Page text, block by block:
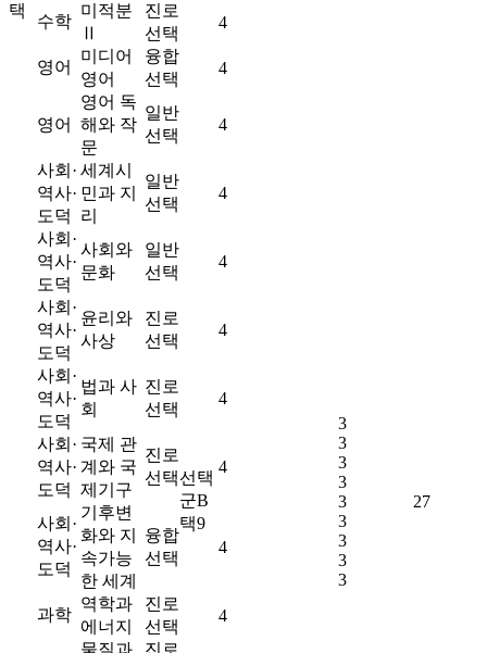
택
선택
군B
택9
3
3
3
3
3
3
3
3
3
27
수학
미적분
Ⅱ
진로
선택
4
영어
미디어
영어
융합
선택
4
영어
영어 독
해와 작
문
일반
선택
4
사회·
역사·
도덕
세계시
민과 지
리
일반
선택
4
사회·
역사·
도덕
사회와
문화
일반
선택
4
사회·
역사·
도덕
윤리와
사상
진로
선택
4
사회·
역사·
도덕
법과 사
회
진로
선택
4
사회·
역사·
도덕
국제 관
계와 국
제기구
진로
선택
4
사회·
역사·
도덕
기후변
화와 지
속가능
한 세계
융합
선택
4
과학
역학과
에너지
진로
선택
4